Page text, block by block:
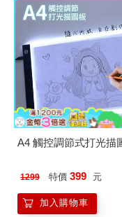
A4 觸控調節式打光描
1299 特價 399 元
加入購物車